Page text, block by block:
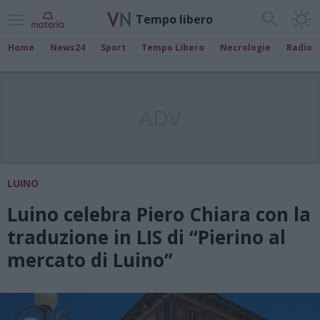
Tempo libero
Home News24 Sport Tempo Libero Necrologie Radio
LUINO
Luino celebra Piero Chiara con la
traduzione in LIS di “Pierino al
mercato di Luino”